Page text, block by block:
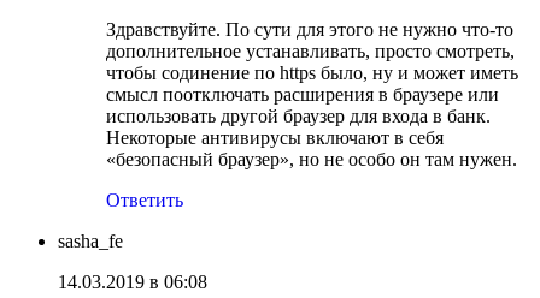
Здравствуйте. По сути для этого не нужно что-то
дополнительное устанавливать, просто смотреть,
чтобы содинение по https было, ну и может иметь
смысл поотключать расширения в браузере или
использовать другой браузер для входа в банк.
Некоторые антивирусы включают в себя
«безопасный браузер», но не особо он там нужен.
Ответить
sasha_fe
14.03.2019 в 06:08